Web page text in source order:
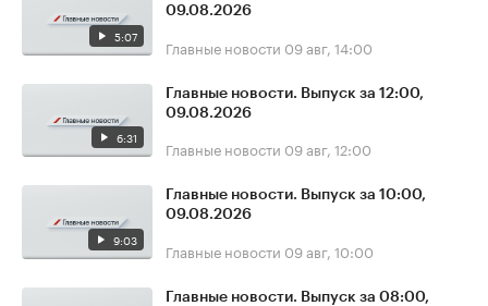
5:07
09.08.2026
Главные новости 09 авг, 14:00
6:31
Главные новости. Выпуск за 12:00,
09.08.2026
Главные новости 09 авг, 12:00
9:03
Главные новости. Выпуск за 10:00,
09.08.2026
Главные новости 09 авг, 10:00
Главные новости. Выпуск за 08:00,